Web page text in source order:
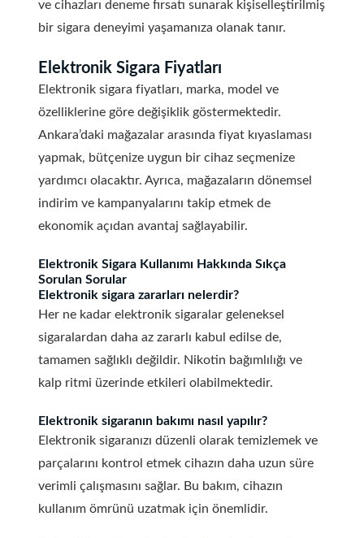
ve cihazları deneme fırsatı sunarak kişiselleştirilmiş
bir sigara deneyimi yaşamanıza olanak tanır.
Elektronik Sigara Fiyatları
Elektronik sigara fiyatları, marka, model ve
özelliklerine göre değişiklik göstermektedir.
Ankara’daki mağazalar arasında fiyat kıyaslaması
yapmak, bütçenize uygun bir cihaz seçmenize
yardımcı olacaktır. Ayrıca, mağazaların dönemsel
indirim ve kampanyalarını takip etmek de
ekonomik açıdan avantaj sağlayabilir.
Elektronik Sigara Kullanımı Hakkında Sıkça
Sorulan Sorular
Elektronik sigara zararları nelerdir?
Her ne kadar elektronik sigaralar geleneksel
sigaralardan daha az zararlı kabul edilse de,
tamamen sağlıklı değildir. Nikotin bağımlılığı ve
kalp ritmi üzerinde etkileri olabilmektedir.
Elektronik sigaranın bakımı nasıl yapılır?
Elektronik sigaranızı düzenli olarak temizlemek ve
parçalarını kontrol etmek cihazın daha uzun süre
verimli çalışmasını sağlar. Bu bakım, cihazın
kullanım ömrünü uzatmak için önemlidir.